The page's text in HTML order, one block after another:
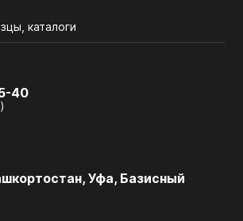
каталоги
40
Уфа, Базисный